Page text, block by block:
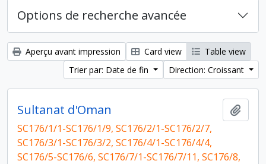
Options de recherche avancée
Aperçu avant impression Card view
Table view
Trier par: Date de fin
Direction: Croissant
Sultanat d'Oman
SC176/1/1-SC176/1/9, SC176/2/1-SC176/2/7,
SC176/3/1-SC176/3/2, SC176/4/1-SC176/4/4,
SC176/5-SC176/6, SC176/7/1-SC176/7/11, SC176/8,